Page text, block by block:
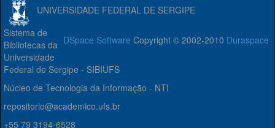
UNIVERSIDADE FEDERAL DE SERGIPE
DSpace Software Copyright © 2002-2010 Duraspace
Sistema de
Bibliotecas da
Universidade
Federal de Sergipe - SIBIUFS
Núcleo de Tecnologia da Informação - NTI
repositorio@academico.ufs.br
+55 79 3194-6528